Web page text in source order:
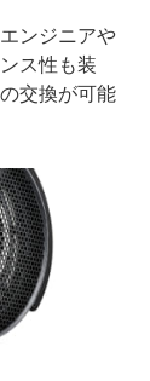
ンジニアや
ス性も装
交換が可能